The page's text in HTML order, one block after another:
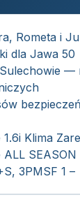
Rometa i
dla Jawa 50
—
Klima
3PMSF 1 –